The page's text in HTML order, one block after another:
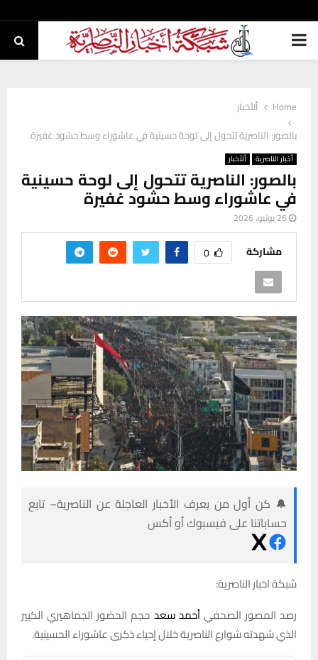
PRIMARY
Home
ألأخبار
بالصور: الناصرية تتحول إلى لوحة حسينية في عاشوراء وسط حشود غفيرة
أخبار الناصرية ألأخبار
بالصور: الناصرية تتحول إلى لوحة حسينية
في عاشوراء وسط حشود غفيرة
26 يونيو، 2026
مشاركة 0
🔔 كن أول من يعرف الأخبار العاجلة عن الناصرية– تابع
حساباتنا على فيسبوك أو أكس
شبكة اخبار الناصرية:
رصد المصور الصحفيأحمد سعد حجم الحضور الجماهيري الكبير
الذي شهدته شوارع الناصرية خلال إحياء ذكرى عاشوراء الحسينية.